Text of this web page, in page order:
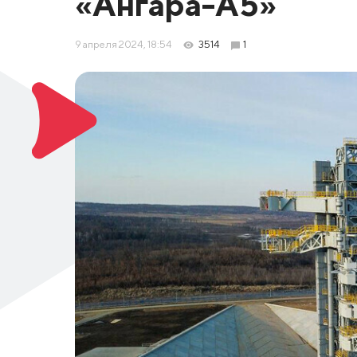
9 апреля 2024, 18:54 3514 1